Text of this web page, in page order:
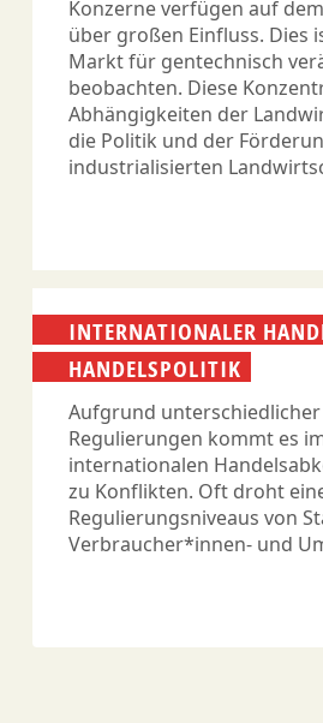
Konzerne verfügen auf
über großen Einfluss. Dies
Markt für gentechnisch
beobachten. Diese
Abhängigkeiten der
die Politik und der
industrialisierten
INTERNATIONALER
HANDELSPOLITIK
Aufgrund
Regulierungen kommt es
internationalen
zu Konflikten. Oft droht
Regulierungsniveaus von
Verbraucher*innen- und